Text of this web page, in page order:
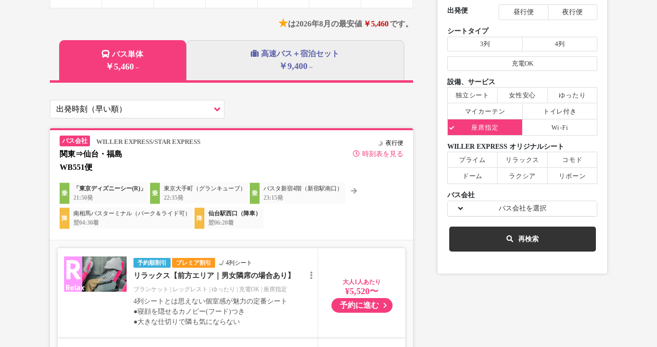
★は2026年8月の最安値 ￥5,460です。
バス単体
￥5,460 ～
高速バス＋宿泊セット
￥9,400 ～
WILLER EXPRESS/STAR EXPRESS
関東⇒仙台・福島
WB551便
時刻表を見る
夜行便
「東京ディズニーシー(R)」
21:50発
東京大手町（グランキューブ）
22:35発
バスタ新宿4階（新宿駅南口）
23:15発
南相馬バスターミナル（パーク＆ライド可）
翌04:30着
仙台駅西口（降車）
翌06:20着
予約順割引 プレミア割引 4列シート
リラックス【前方エリア｜男女隣席の場合あり】
ブランケット レッグレスト ゆったり 充電OK 座席指定
4列シートとは思えない個室感が魅力の定番シート
●寝顔を隠せるカノピー(フード)つき
●大きな仕切りで隣も気にならない
大人
¥5,520〜
予約に進む
出発便 昼行便 夜行便
シートタイプ
3列
4列
充電OK
設備、サービス
独立シート
女性安心 ゆったり
マイカーテン トイレ付き
座席指定 Wi-Fi
WILLER EXPRESS オリジナルシート
プライム
リラックス コモド
ドーム ラクシア リボーン
バス会社
バス会社を選択
再検索